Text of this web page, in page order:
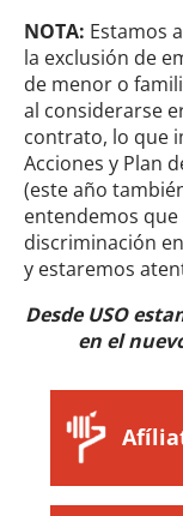
NOTA: Estamos
la exclusión de
de menor o
al considerarse
contrato, lo que
Acciones y Plan
(este año
entendemos
discriminación
y estaremos
Desde USO
en el